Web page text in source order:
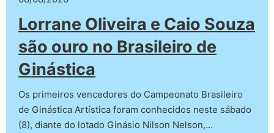
Lorrane Oliveira e Caio Souza
são ouro no Brasileiro de
Ginástica
Os primeiros vencedores do Campeonato Brasileiro
de Ginástica Artística foram conhecidos neste sábado
(8), diante do lotado Ginásio Nilson Nelson,…